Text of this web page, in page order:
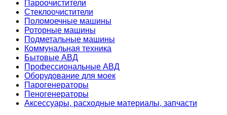
Пароочистители
Стеклоочистители
Поломоечные машины
Роторные машины
Подметальные машины
Коммунальная техника
Бытовые АВД
Профессиональные АВД
Оборудование для моек
Парогенераторы
Пеногенераторы
Аксессуары, расходные материалы, запчасти